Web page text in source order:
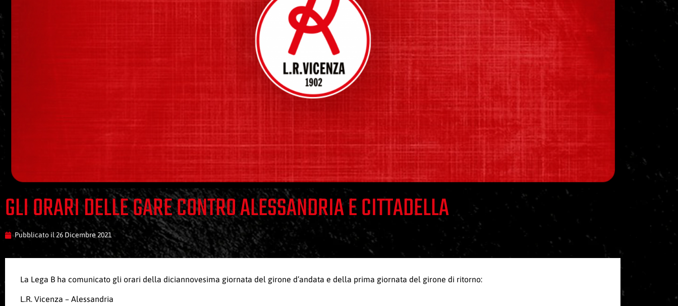
GLI ORARI DELLE GARE CONTRO ALESSANDRIA E CITTADELLA
Pubblicato il26 Dicembre 2021
La Lega B ha comunicato gli orari della diciannovesima giornata del girone d’andata e della prima giornata del girone di ritorno:
L.R. Vicenza – Alessandria